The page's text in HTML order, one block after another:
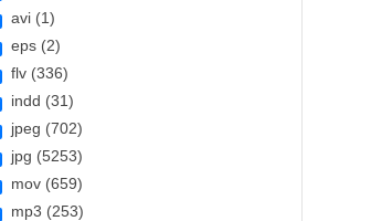
avi (1)
eps (2)
flv (336)
indd (31)
jpeg (702)
jpg (5253)
mov (659)
mp3 (253)